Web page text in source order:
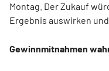
Montag. Der Zukauf
Ergebnis auswirken
Gewinnmitnahmen